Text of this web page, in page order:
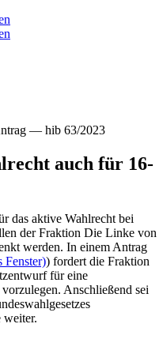
— hib 63/2023
auch für 16-
das aktive Wahlrecht bei
der Fraktion Die Linke von
werden. In einem Antrag
Fenster)) fordert die Fraktion
für eine
Anschließend sei
weiter.